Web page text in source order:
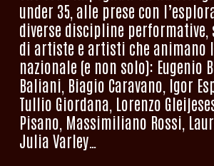
under 35, alle prese con
diverse discipline performative,
di artiste e artisti che animano
nazionale (e non solo): Eugenio
Baliani, Biagio Caravano, Igor
Tullio Giordana, Lorenzo
Pisano, Massimiliano Rossi,
Julia Varley…